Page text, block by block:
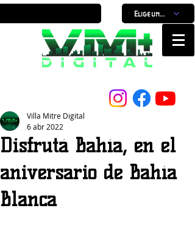
Elige un horario
Disfrutá Bahía, en el
aniversario de Bahía
Blanca
Villa Mitre Digital
6 abr 2022